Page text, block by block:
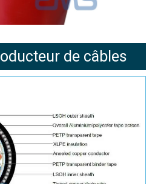
de câbles